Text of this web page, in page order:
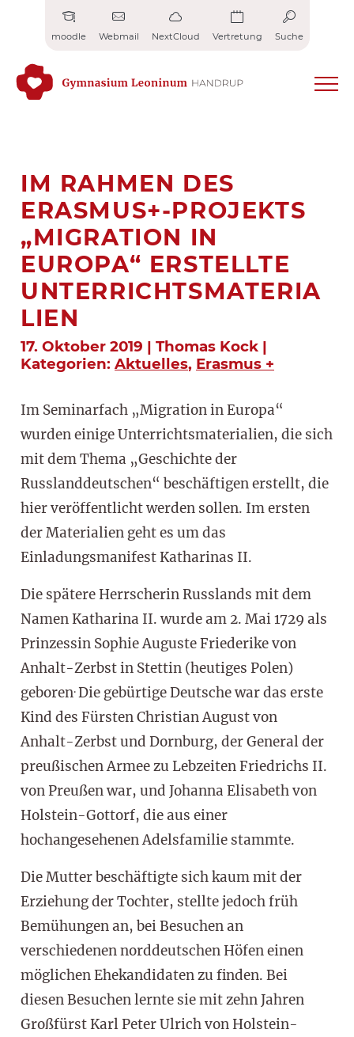
moodle Webmail NextCloud Vertretung Suche
IM RAHMEN DES
ERASMUS+-PROJEKTS
„MIGRATION IN
EUROPA“ ERSTELLTE
UNTERRICHTSMATERIA
LIEN
17. Oktober 2019 | Thomas Kock |
Kategorien: Aktuelles, Erasmus +
Im Seminarfach „Migration in Europa“
wurden einige Unterrichtsmaterialien, die sich
mit dem Thema „Geschichte der
Russlanddeutschen“ beschäftigen erstellt, die
hier veröffentlicht werden sollen. Im ersten
der Materialien geht es um das
Einladungsmanifest Katharinas II.
Die spätere Herrscherin Russlands mit dem
Namen Katharina II. wurde am 2. Mai 1729 als
Prinzessin Sophie Auguste Friederike von
Anhalt-Zerbst in Stettin (heutiges Polen)
geboren.Die gebürtige Deutsche war das erste
Kind des Fürsten Christian August von
Anhalt-Zerbst und Dornburg, der General der
preußischen Armee zu Lebzeiten Friedrichs II.
von Preußen war, und Johanna Elisabeth von
Holstein-Gottorf, die aus einer
hochangesehenen Adelsfamilie stammte.
Die Mutter beschäftigte sich kaum mit der
Erziehung der Tochter, stellte jedoch früh
Bemühungen an, bei Besuchen an
verschiedenen norddeutschen Höfen einen
möglichen Ehekandidaten zu finden. Bei
diesen Besuchen lernte sie mit zehn Jahren
Großfürst Karl Peter Ulrich von Holstein-